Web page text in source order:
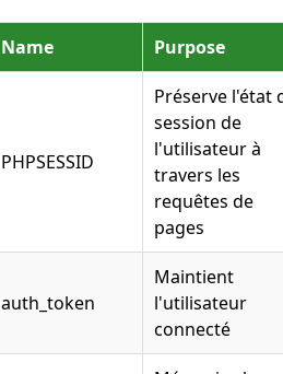
Name Purpose
PHPSESSID
Préserve l'état
session de
l'utilisateur à
travers les
requêtes de
pages
auth_token
Maintient
l'utilisateur
connecté